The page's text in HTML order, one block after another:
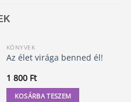
KÖNYVEK
Az élet virága benned él!
1 800 Ft
KOSÁRBA TESZEM